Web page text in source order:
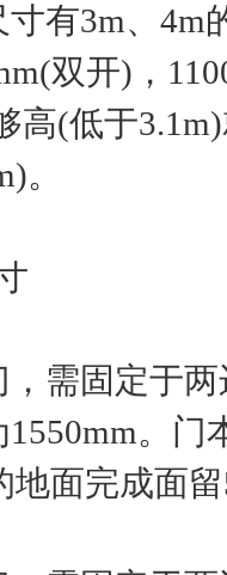
有3m、4m
双开)，
高(低于
。
需固定于
。门
地面完成面